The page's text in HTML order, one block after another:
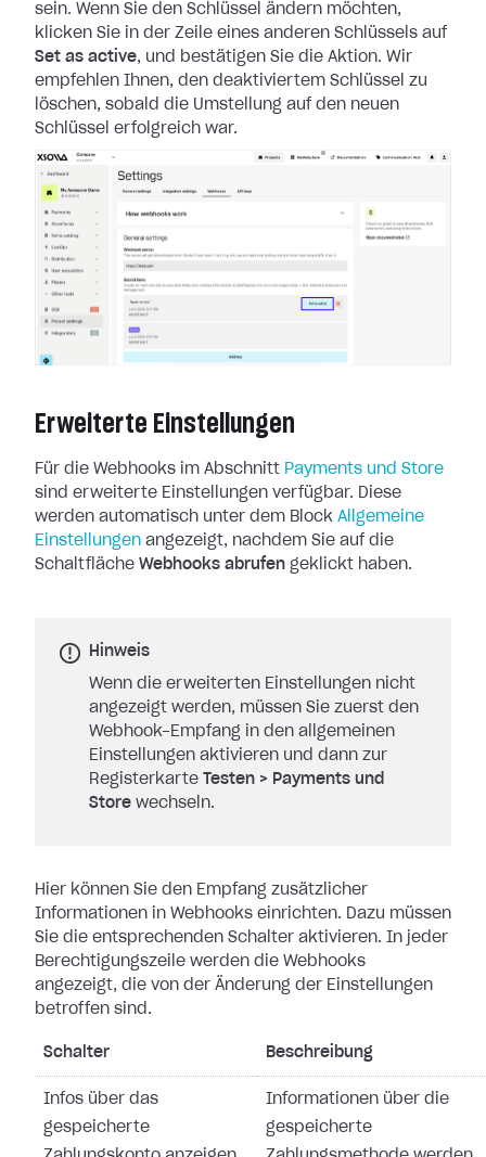
sein. Wenn Sie den Schlüssel ändern möchten,
klicken Sie in der Zeile eines anderen Schlüssels auf
Set as active, und bestätigen Sie die Aktion. Wir
empfehlen Ihnen, den deaktiviertem Schlüssel zu
löschen, sobald die Umstellung auf den neuen
Schlüssel erfolgreich war.
Erweiterte Einstellungen
Für die Webhooks im Abschnitt Payments und Store
sind erweiterte Einstellungen verfügbar. Diese
werden automatisch unter dem Block Allgemeine
Einstellungen angezeigt, nachdem Sie auf die
Schaltfläche Webhooks abrufen geklickt haben.
Hinweis
Wenn die erweiterten Einstellungen nicht
angezeigt werden, müssen Sie zuerst den
Webhook-Empfang in den allgemeinen
Einstellungen aktivieren und dann zur
Registerkarte
Testen > Payments und
Store wechseln.
Hier können Sie den Empfang zusätzlicher
Informationen in Webhooks einrichten. Dazu müssen
Sie die entsprechenden Schalter aktivieren. In jeder
Berechtigungszeile werden die Webhooks
angezeigt, die von der Änderung der Einstellungen
betroffen sind.
Schalter Beschreibung
Infos über das
gespeicherte
Informationen über die
gespeicherte